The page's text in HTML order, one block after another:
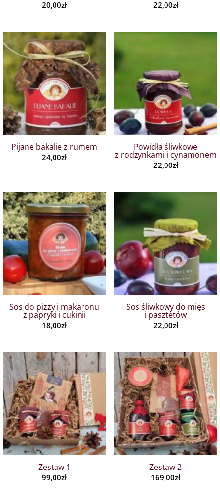
20,00zł 22,00zł
Pijane bakalie z rumem
24,00zł
Powidła śliwkowe
z rodzynkami i cynamonem
22,00zł
Sos do pizzy i makaronu
z papryki i cukinii
18,00zł
Sos śliwkowy do mięs
i pasztetów
22,00zł
Zestaw 1
99,00zł
Zestaw 2
169,00zł